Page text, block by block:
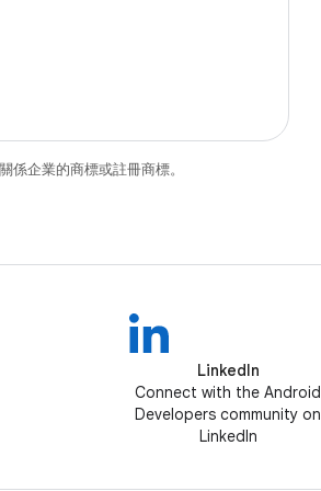
企業的商標或註冊商標。
LinkedIn
Connect with the Android
Developers community on
LinkedIn